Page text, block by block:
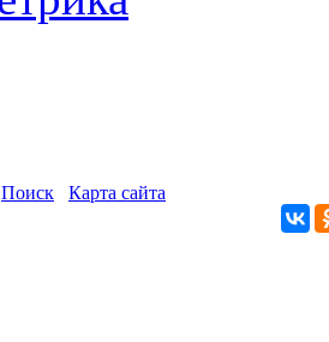
Поиск Карта сайта